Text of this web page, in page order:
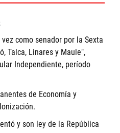
como senador por la Sexta
Talca, Linares y Maule",
Independiente, período
de Economía y
y son ley de la República